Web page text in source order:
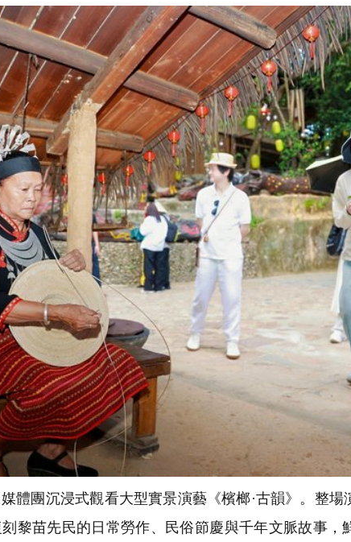
體團沉浸式觀看大型實景演藝《檳榔·古韻》。整場
黎苗先民的日常勞作、民俗節慶與千年文脈故事，